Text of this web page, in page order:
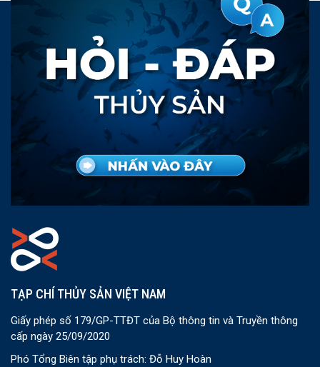
TẠP CHÍ THỦY SẢN VIỆT NAM
Giấy phép số 179/GP-TTĐT của Bộ thông tin và Truyền thông
cấp ngày 25/09/2020
Phó Tổng Biên tập phụ trách: Đỗ Huy Hoàn